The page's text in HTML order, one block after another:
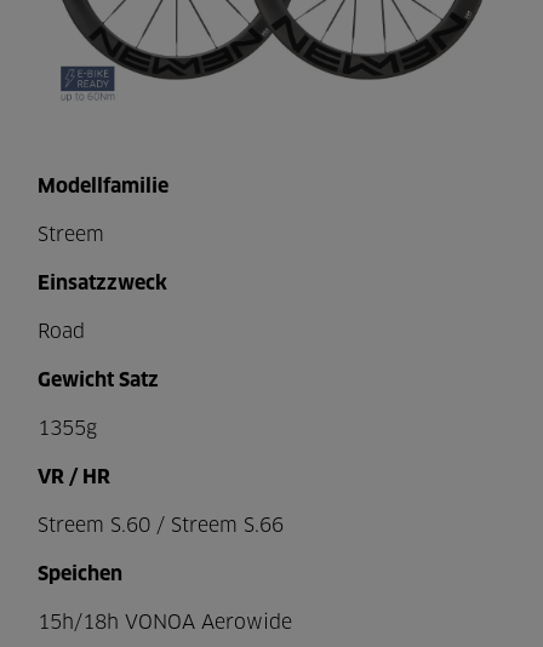
Modellfamilie
Streem
Einsatzzweck
Road
Gewicht Satz
1355g
VR / HR
Streem S.60 / Streem S.66
Speichen
15h/18h VONOA Aerowide